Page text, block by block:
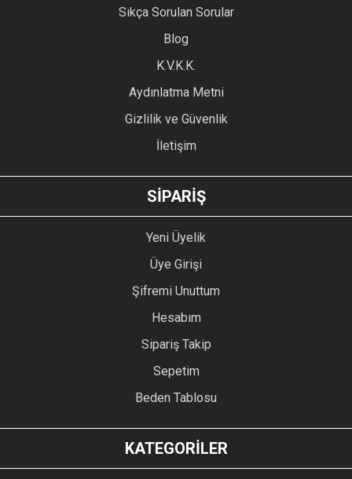
Ürün açıklamasında eksik bilgiler bulunuyor.
Ürün bilgilerinde hatalar bulunuyor.
Ürün fiyatı diğer sitelerden daha pahalı.
GÖNDER
Sıkça Sorulan Sorular
Blog
K.V.K.K.
Aydınlatma Metni
Gizlilik ve Güvenlik
İletişim
SİPARİŞ
Yeni Üyelik
Üye Girişi
Şifremi Unuttum
Hesabım
Sipariş Takip
Sepetim
Beden Tablosu
KATEGORİLER